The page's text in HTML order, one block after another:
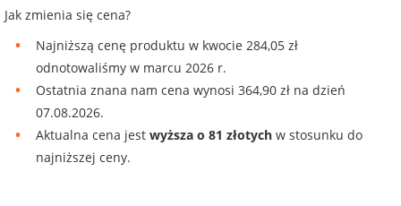
Jak zmienia się cena?
Najniższą cenę produktu w kwocie 284,05 zł
odnotowaliśmy w marcu 2026 r.
Ostatnia znana nam cena wynosi 364,90 zł na dzień
07.08.2026.
Aktualna cena jest wyższa o 81 złotych w stosunku do
najniższej ceny.